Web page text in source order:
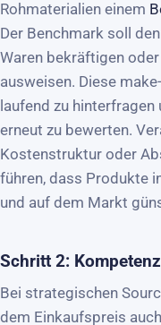
Rohmaterialien einem
Der Benchmark soll
Waren bekräftigen
ausweisen. Diese
laufend zu
erneut zu bewerten.
Kostenstruktur oder
führen, dass Produkte
und auf dem Markt
Schritt 2:
Bei strategischen
dem Einkaufspreis